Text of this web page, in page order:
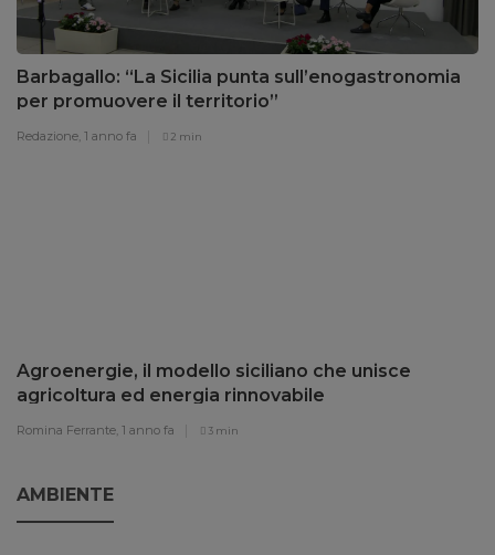
Barbagallo: “La Sicilia punta sull’enogastronomia
per promuovere il territorio”
Redazione, 1 anno fa 2 min
Agroenergie, il modello siciliano che unisce
agricoltura ed energia rinnovabile
Romina Ferrante, 1 anno fa 3 min
AMBIENTE